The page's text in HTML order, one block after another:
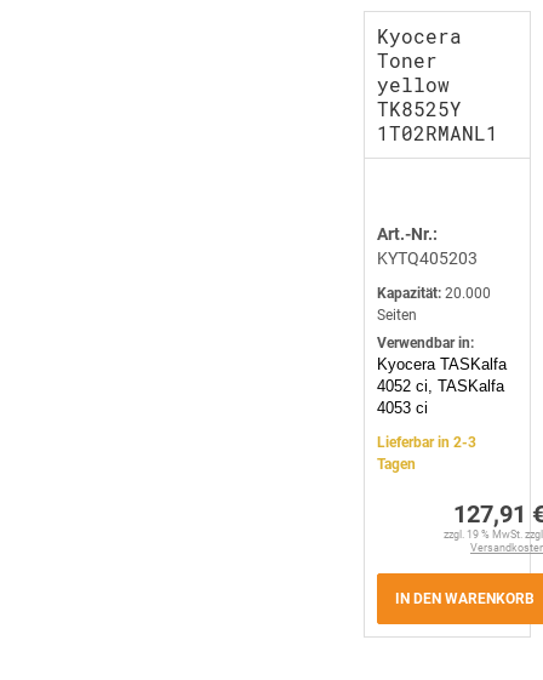
Kyocera
Toner
yellow
TK8525Y
1T02RMANL1
Art.-Nr.:
KYTQ405203
Kapazität: 20.000
Seiten
Verwendbar in:
Kyocera TASKalfa
4052 ci, TASKalfa
4053 ci
Lieferbar in 2-3
Tagen
127,91
zzgl. 19 % MwSt.
IN DEN WARENKORB